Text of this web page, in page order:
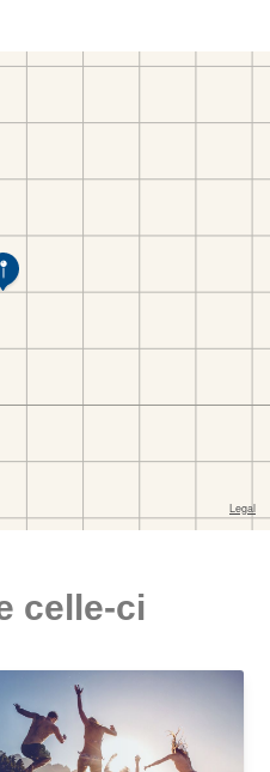
celle-ci